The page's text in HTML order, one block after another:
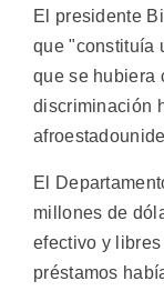
El presidente
que "constituía
que se hubiera
discriminación
El
millones de
efectivo y
préstamos